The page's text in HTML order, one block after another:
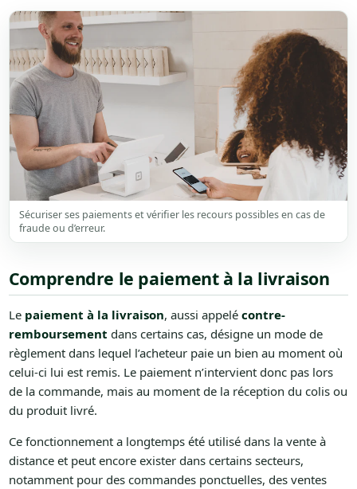
Sécuriser ses paiements et vérifier les recours possibles en cas de
fraude ou d’erreur.
Comprendre le paiement à la livraison
Le paiement à la livraison, aussi appelé contre-
remboursement dans certains cas, désigne un mode de
règlement dans lequel l’acheteur paie un bien au moment où
celui-ci lui est remis. Le paiement n’intervient donc pas lors
de la commande, mais au moment de la réception du colis ou
du produit livré.
Ce fonctionnement a longtemps été utilisé dans la vente à
distance et peut encore exister dans certains secteurs,
notamment pour des commandes ponctuelles, des ventes